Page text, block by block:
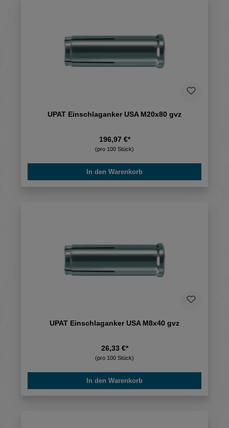
UPAT Einschlaganker USA M20x80 gvz
196,97 €*
(pro 100 Stück)
In den Warenkorb
UPAT Einschlaganker USA M8x40 gvz
26,33 €*
(pro 100 Stück)
In den Warenkorb